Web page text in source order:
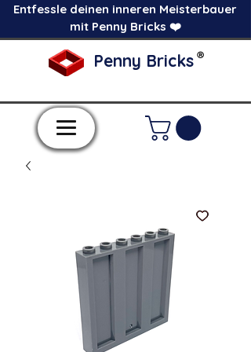
Entfessle deinen inneren Meisterbauer
mit Penny Bricks ❤️
Penny Bricks ®